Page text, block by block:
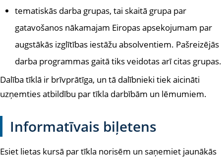
tematiskās darba grupas, tai skaitā grupa par
gatavošanos nākamajam Eiropas apsekojumam par
augstākās izglītības iestāžu absolventiem. Pašreizējās
darba programmas gaitā tiks veidotas arī citas grupas.
Dalība tīklā ir brīvprātīga, un tā dalībnieki tiek aicināti
uzņemties atbildību par tīkla darbībām un lēmumiem.
Informatīvais biļetens
Esiet lietas kursā par tīkla norisēm un saņemiet jaunākās